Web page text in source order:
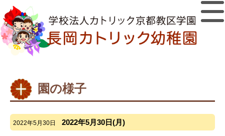
園の様子
2022年5月30日 2022年5月30日(月)